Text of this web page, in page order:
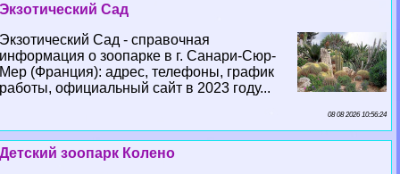
Экзотический Сад
Экзотический Сад - справочная
информация о зоопарке в г. Санари-Сюр-
Мер (Франция): адрес, телефоны, график
работы, официальный сайт в 2023 году...
08 08 2026 10:56:24
Детский зоопарк Колено